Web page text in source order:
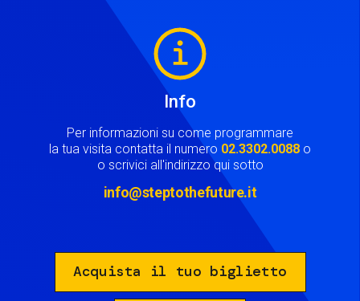
Info
Per informazioni su come programmare
la tua visita contatta il numero 02.3302.0088 o
o scrivici all'indirizzo qui sotto
info@steptothefuture.it
Acquista il tuo biglietto